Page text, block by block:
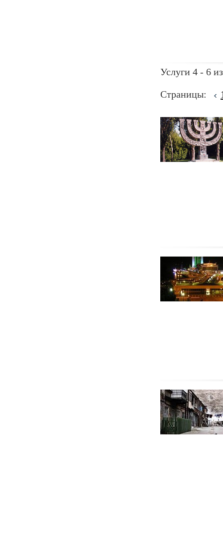
Услуги 4 - 6
Страницы: